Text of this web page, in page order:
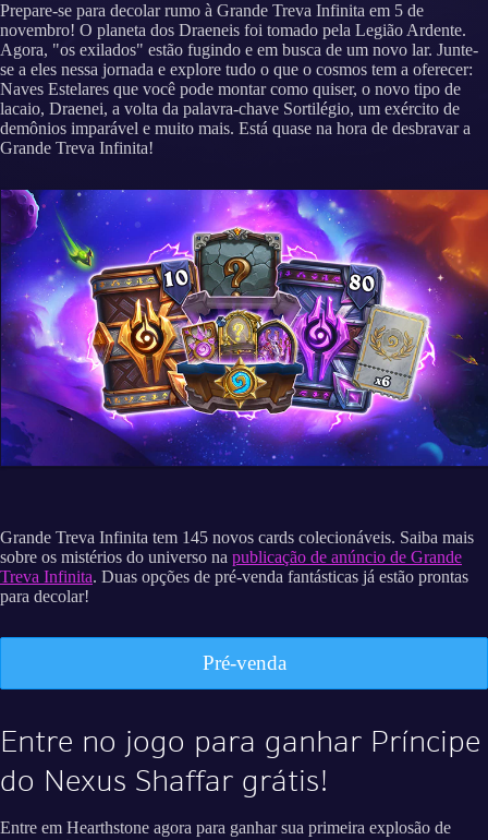
Prepare-se para decolar rumo à Grande Treva Infinita em 5 de
novembro! O planeta dos Draeneis foi tomado pela Legião Ardente.
Agora, "os exilados" estão fugindo e em busca de um novo lar. Junte-
se a eles nessa jornada e explore tudo o que o cosmos tem a oferecer:
Naves Estelares que você pode montar como quiser, o novo tipo de
lacaio, Draenei, a volta da palavra-chave Sortilégio, um exército de
demônios imparável e muito mais. Está quase na hora de desbravar a
Grande Treva Infinita!
Grande Treva Infinita tem 145 novos cards colecionáveis. Saiba mais
sobre os mistérios do universo na publicação de anúncio de Grande
Treva Infinita. Duas opções de pré-venda fantásticas já estão prontas
para decolar!
Pré-venda
Entre no jogo para ganhar Príncipe
do Nexus Shaffar grátis!
Entre em Hearthstone agora para ganhar sua primeira explosão de